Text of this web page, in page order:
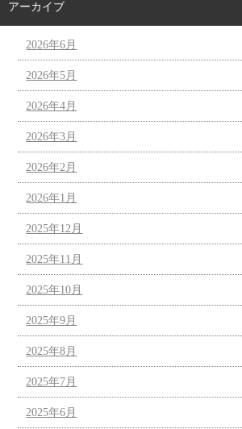
アーカイブ
2026年6月
2026年5月
2026年4月
2026年3月
2026年2月
2026年1月
2025年12月
2025年11月
2025年10月
2025年9月
2025年8月
2025年7月
2025年6月